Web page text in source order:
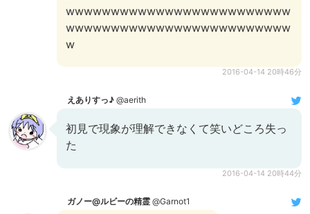
wwwwwwwwwwwwwwwwwwwwwwwww
wwwwwwwwwwwwwwwwwwwwwwwww
w
2016-04-14 20時46分
えありすっ♪ @aerith
初見で現象が理解できなくて笑いどころ失っ
た
2016-04-14 20時44分
ガノー@ルビーの精霊 @Garnot1